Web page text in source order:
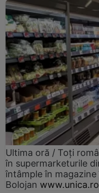
Ultima oră / Toți
în supermarketurile
întâmple în
Bolojan www.unica.ro